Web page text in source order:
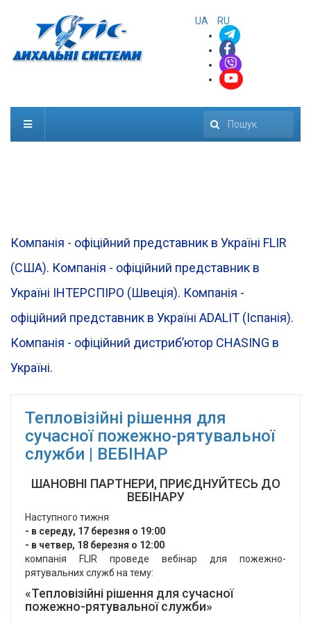
UA RU
Пошук
Компанія - офіційний представник в Україні FLIR
(CША). Компанія - офіційний представник в
Україні ІНТЕРСПІРО (Швеція). Компанія -
офіційний представник в Україні ADALIT (Іспанія).
Компанія - офіційний дистрибʼютор CHASING в
Україні.
Тепловізійні рішення для
сучасної пожежно-рятувальної
служби | ВЕБІНАР
ШАНОВНІ ПАРТНЕРИ, ПРИЄДНУЙТЕСЬ ДО
ВЕБІНАРУ
Наступного тижня
- в середу, 17 березня о 19:00
- в четвер, 18 березня о 12:00
компанія FLIR проведе вебінар для пожежно-
рятувальних служб на тему:
«Тепловізійні рішення для сучасної
пожежно-рятувальної служби»